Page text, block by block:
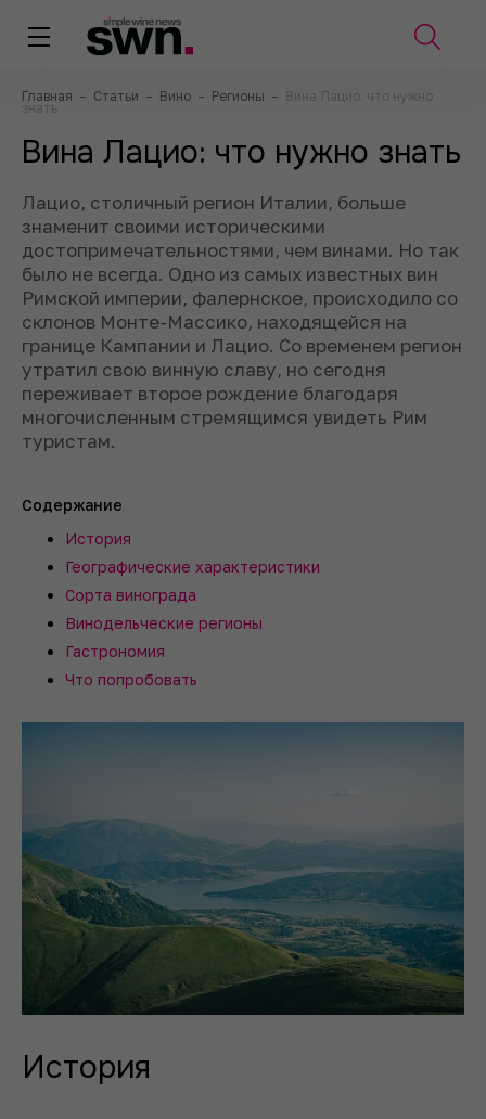
Главная – Статьи – Вино – Регионы – Вина Лацио: что нужно
знать
Вина Лацио: что нужно знать
Лацио, столичный регион Италии, больше
знаменит своими историческими
достопримечательностями, чем винами. Но так
было не всегда. Одно из самых известных вин
Римской империи, фалернское, происходило со
склонов Монте-Массико, находящейся на
границе Кампании и Лацио. Со временем регион
утратил свою винную славу, но сегодня
переживает второе рождение благодаря
многочисленным стремящимся увидеть Рим
туристам.
Содержание
История
Географические характеристики
Сорта винограда
Винодельческие регионы
Гастрономия
Что попробовать
История